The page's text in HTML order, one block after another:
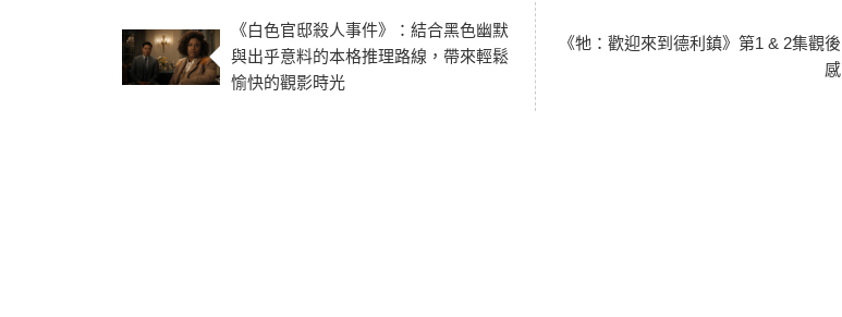
《白色官邸殺人事件》：結合黑色幽默
與出乎意料的本格推理路線，帶來輕鬆
愉快的觀影時光
《牠：歡迎來到德利鎮》第1 & 2集觀後
感